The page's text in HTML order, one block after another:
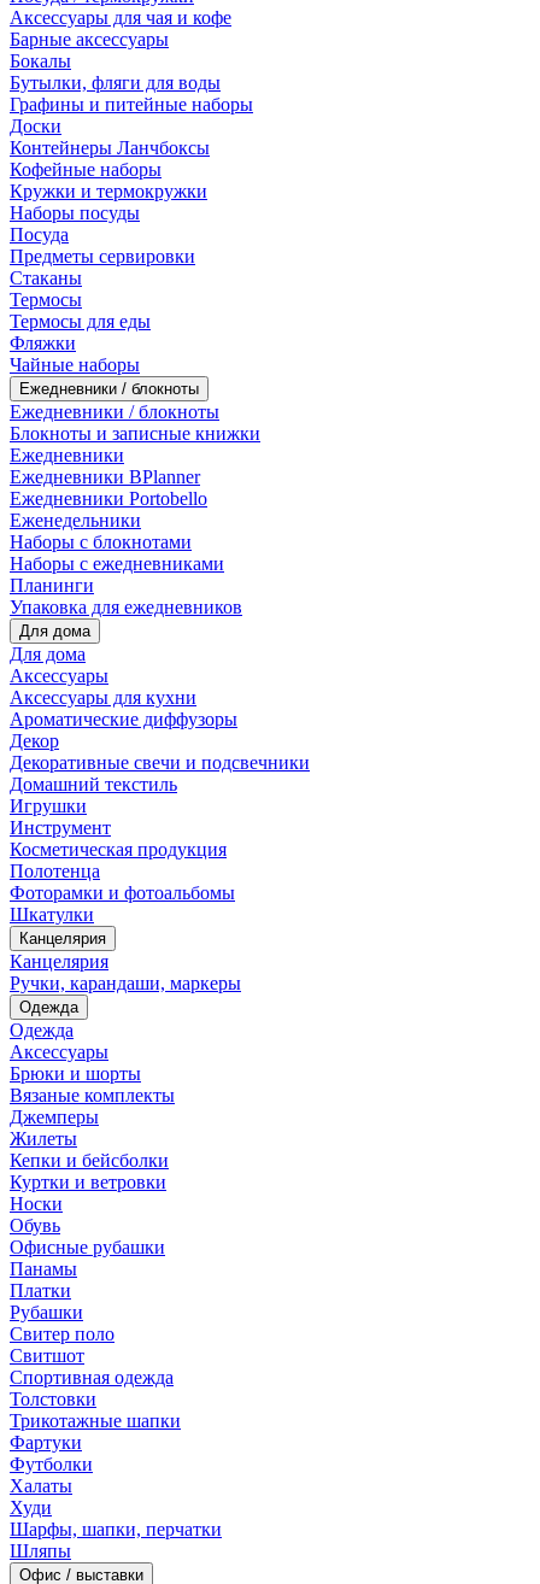
Аксессуары для чая и кофе
Барные аксессуары
Бокалы
Бутылки, фляги для воды
Графины и питейные наборы
Доски
Контейнеры Ланчбоксы
Кофейные наборы
Кружки и термокружки
Наборы посуды
Посуда
Предметы сервировки
Стаканы
Термосы
Термосы для еды
Фляжки
Чайные наборы
Ежедневники / блокноты
Ежедневники / блокноты
Блокноты и записные книжки
Ежедневники
Ежедневники BPlanner
Ежедневники Portobello
Еженедельники
Наборы с блокнотами
Наборы с ежедневниками
Планинги
Упаковка для ежедневников
Для дома
Для дома
Аксессуары
Аксессуары для кухни
Ароматические диффузоры
Декор
Декоративные свечи и подсвечники
Домашний текстиль
Игрушки
Инструмент
Косметическая продукция
Полотенца
Фоторамки и фотоальбомы
Шкатулки
Канцелярия
Канцелярия
Ручки, карандаши, маркеры
Одежда
Одежда
Аксессуары
Брюки и шорты
Вязаные комплекты
Джемперы
Жилеты
Кепки и бейсболки
Куртки и ветровки
Носки
Обувь
Офисные рубашки
Панамы
Платки
Рубашки
Свитер поло
Свитшот
Спортивная одежда
Толстовки
Трикотажные шапки
Фартуки
Футболки
Халаты
Худи
Шарфы, шапки, перчатки
Шляпы
Офис / выставки